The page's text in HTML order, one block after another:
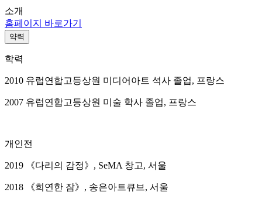
소개
홈페이지 바로가기
약력
학력
2010 유럽연합고등상원 미디어아트 석사 졸업, 프랑스
2007 유럽연합고등상원 미술 학사 졸업, 프랑스
개인전
2019 《다리의 감정》, SeMA 창고, 서울
2018 《희연한 잠》, 송은아트큐브, 서울